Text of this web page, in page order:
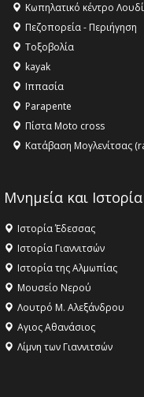
Κωπηλατικό κέντρο
Πεζοπορεία - Περιήγηση
Τοξοβολία
kayak
Ιππασία
Parapente
Πίστα Moto cross
Κατάβαση Μογλενίτσας
Μνημεία και Ιστορία
Ιστορία Έδεσσας
Ιστορία Γιαννιτσών
Ιστορία της Αλμωπίας
Μουσείο Νερού
Λουτρό Μ. Αλεξάνδρου
Αγιος Αθανάσιος
Λίμνη των Γιαννιτσών